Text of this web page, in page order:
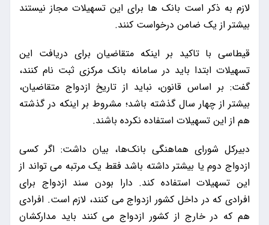
لازم به ذکر است بانک ها برای این تسهیلات مجاز نیستند
بیشتر از یک ضامن درخواست کنند.
قیطاسی با تاکید بر اینکه متقاضیان برای دریافت این
تسهیلات ابتدا باید در سامانه بانک مرکزی ثبت نام کنند،
گفت: بر اساس قانون، نباید از تاریخ ازدواج متقاضیان،
بیشتر از چهار سال گذشته باشد؛ مشروط بر اینکه در گذشته
هم از این تسهیلات استفاده نکرده باشند.
دبیرکل شورای هماهنگی بانک‌ها، بیان داشت: اگر کسی
ازدواج دوم یا بیشتر داشته باشد فقط یک مرتبه می تواند از
این تسهیلات استفاده کند. دارا بودن سند ازدواج برای
افرادی که در داخل کشور ازدواج می کنند، لازم است. افرادی
هم که در خارج از کشور ازدواج می کنند باید مدارکشان